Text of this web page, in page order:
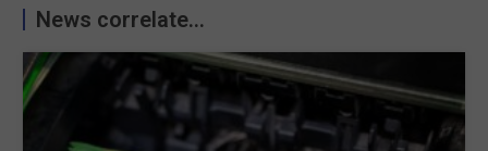
News correlate...